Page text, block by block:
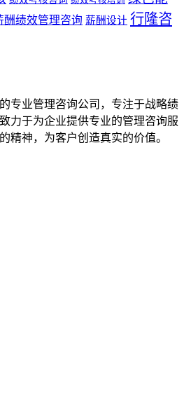
酬绩效管理咨询 薪酬设计 行隆咨
专业管理咨询公司，专注于战略绩
力于为企业提供专业的管理咨询服
精神，为客户创造真实的价值。